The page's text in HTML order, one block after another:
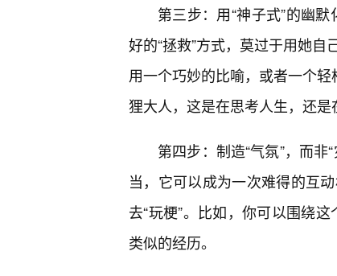
第三步：用“神子式”的幽
好的“拯救”方式，莫过于用她自
用一个巧妙的比喻，或者一个
狸大人，这是在思考人生，还
第四步：制造“气氛”，而非
当，它可以成为一次难得的互
去“玩梗”。比如，你可以围绕
类似的经历。